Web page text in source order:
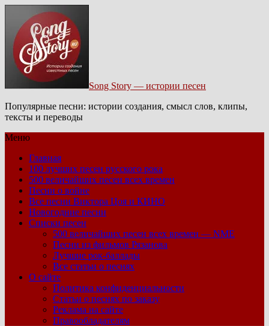
Song Story — истории песен
Популярные песни: истории создания, смысл слов, клипы,
тексты и переводы
Меню
Главная
100 лучших песен русского рока
500 величайших песен всех времен
Песни о войне
Все песни Виктора Цоя и КИНО
Новогодние песни
Списки песен
500 величайших песен всех времен — NME
Песни из фильмов Рязанова
Лучшие рок-баллады
Все статьи о песнях
О сайте
Политика конфиденциальности
Статьи о песнях по заказу
Реклама на сайте
Правообладателям